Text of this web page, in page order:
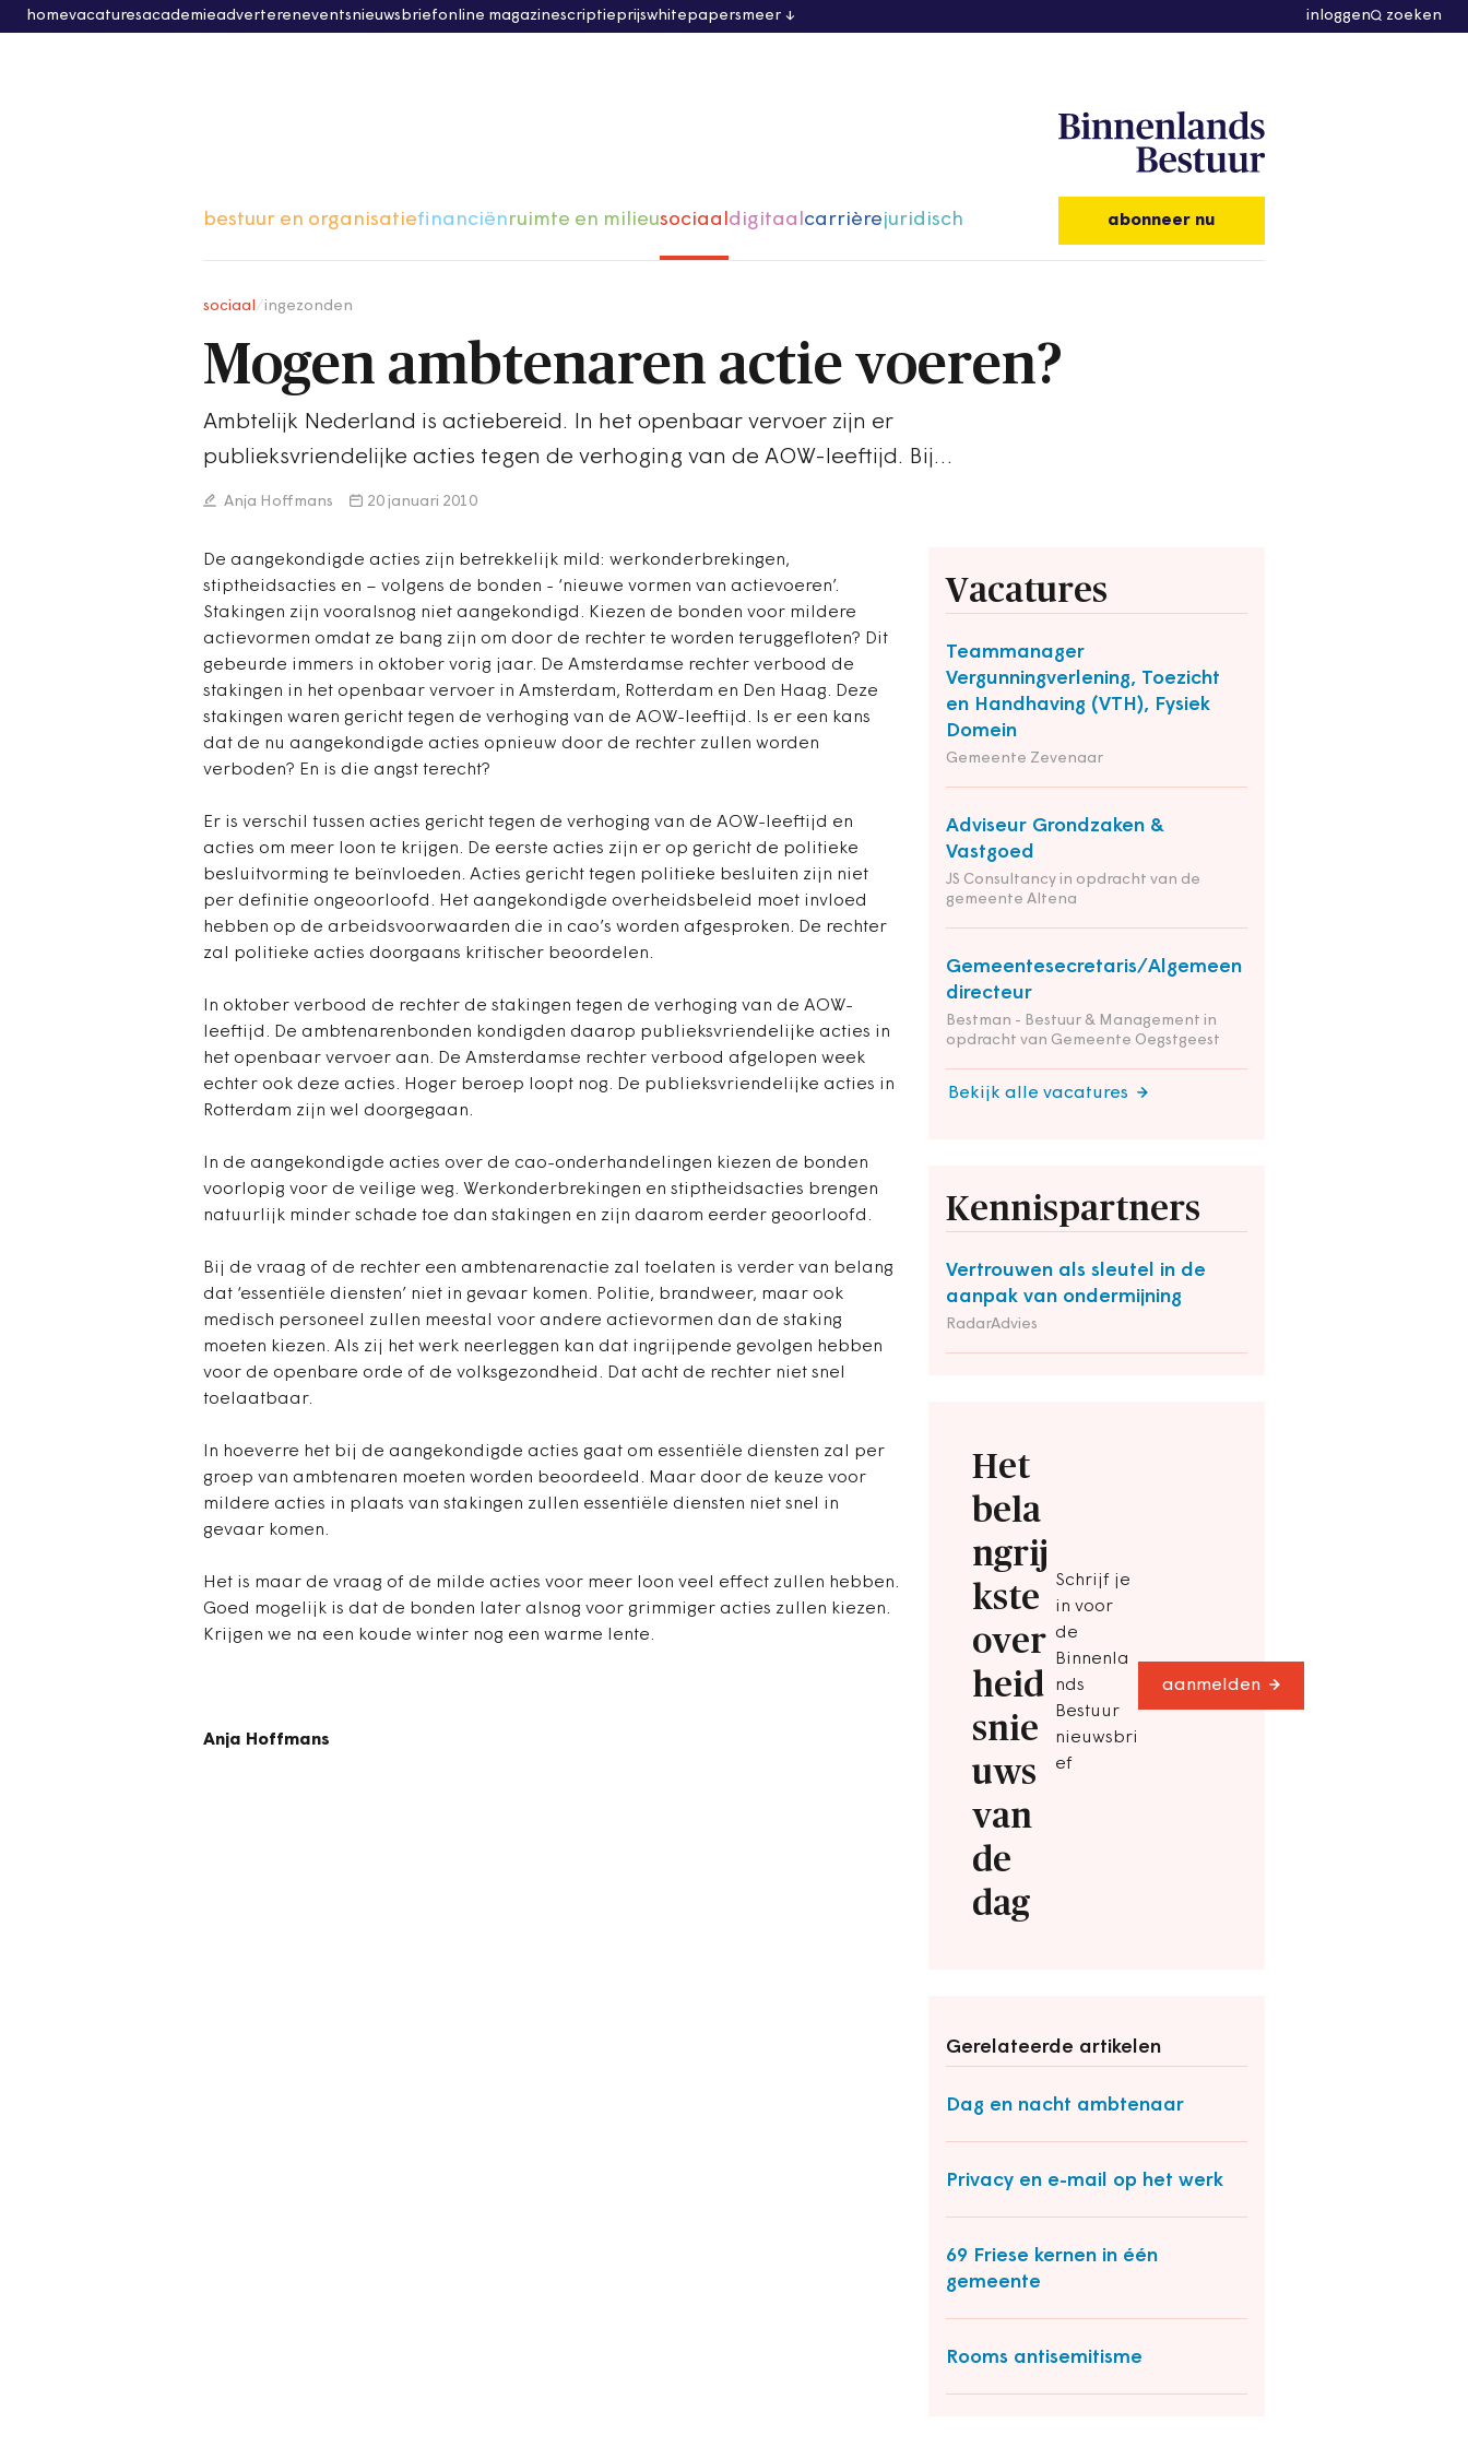
homevacaturesacademieadvertereneventsnieuwsbriefonline magazinescriptieprijswhitepapersmeer inloggen zoeken
bestuur en organisatiefinanciënruimte en milieusociaaldigitaalcarrièrejuridisch abonneer nu
sociaal ingezonden
Mogen ambtenaren actie voeren?
Ambtelijk Nederland is actiebereid. In het openbaar vervoer zijn er
publieksvriendelijke acties tegen de verhoging van de AOW-leeftijd. Bij…
Anja Hoffmans 20 januari 2010
De aangekondigde acties zijn betrekkelijk mild: werkonderbrekingen,
stiptheidsacties en – volgens de bonden - ‘nieuwe vormen van actievoeren’.
Stakingen zijn vooralsnog niet aangekondigd. Kiezen de bonden voor mildere
actievormen omdat ze bang zijn om door de rechter te worden teruggefloten? Dit
gebeurde immers in oktober vorig jaar. De Amsterdamse rechter verbood de
stakingen in het openbaar vervoer in Amsterdam, Rotterdam en Den Haag. Deze
stakingen waren gericht tegen de verhoging van de AOW-leeftijd. Is er een kans
dat de nu aangekondigde acties opnieuw door de rechter zullen worden
verboden? En is die angst terecht?
Er is verschil tussen acties gericht tegen de verhoging van de AOW-leeftijd en
acties om meer loon te krijgen. De eerste acties zijn er op gericht de politieke
besluitvorming te beïnvloeden. Acties gericht tegen politieke besluiten zijn niet
per definitie ongeoorloofd. Het aangekondigde overheidsbeleid moet invloed
hebben op de arbeidsvoorwaarden die in cao’s worden afgesproken. De rechter
zal politieke acties doorgaans kritischer beoordelen.
In oktober verbood de rechter de stakingen tegen de verhoging van de AOW-
leeftijd. De ambtenarenbonden kondigden daarop publieksvriendelijke acties in
het openbaar vervoer aan. De Amsterdamse rechter verbood afgelopen week
echter ook deze acties. Hoger beroep loopt nog. De publieksvriendelijke acties in
Rotterdam zijn wel doorgegaan.
In de aangekondigde acties over de cao-onderhandelingen kiezen de bonden
voorlopig voor de veilige weg. Werkonderbrekingen en stiptheidsacties brengen
natuurlijk minder schade toe dan stakingen en zijn daarom eerder geoorloofd.
Bij de vraag of de rechter een ambtenarenactie zal toelaten is verder van belang
dat ‘essentiële diensten’ niet in gevaar komen. Politie, brandweer, maar ook
medisch personeel zullen meestal voor andere actievormen dan de staking
moeten kiezen. Als zij het werk neerleggen kan dat ingrijpende gevolgen hebben
voor de openbare orde of de volksgezondheid. Dat acht de rechter niet snel
toelaatbaar.
In hoeverre het bij de aangekondigde acties gaat om essentiële diensten zal per
groep van ambtenaren moeten worden beoordeeld. Maar door de keuze voor
mildere acties in plaats van stakingen zullen essentiële diensten niet snel in
gevaar komen.
Het is maar de vraag of de milde acties voor meer loon veel effect zullen hebben.
Goed mogelijk is dat de bonden later alsnog voor grimmiger acties zullen kiezen.
Krijgen we na een koude winter nog een warme lente.
Anja Hoffmans
Vacatures
Teammanager
Vergunningverlening, Toezicht
en Handhaving (VTH), Fysiek
Domein
Gemeente Zevenaar
Adviseur Grondzaken &
Vastgoed
JS Consultancy in opdracht van de
gemeente Altena
Gemeentesecretaris/Algemeen
directeur
Bestman - Bestuur & Management in
opdracht van Gemeente Oegstgeest
Bekijk alle vacatures
Kennispartners
Vertrouwen als sleutel in de
aanpak van ondermijning
RadarAdvies
Het
bela
ngrij
kste
over
heid
snie
uws
van
de
dag
Schrijf je
in voor
de
Binnenla
nds
Bestuur
nieuwsbri
ef
aanmelden
Gerelateerde artikelen
Dag en nacht ambtenaar
Privacy en e-mail op het werk
69 Friese kernen in één
gemeente
Rooms antisemitisme